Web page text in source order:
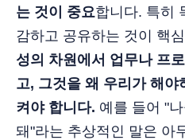
는 것이 중요합니다. 특히
감하고 공유하는 것이 핵
성의 차원에서 업무나 프
고, 그것을 왜 우리가 해야
켜야 합니다. 예를 들어 "
돼"라는 추상적인 말은 아